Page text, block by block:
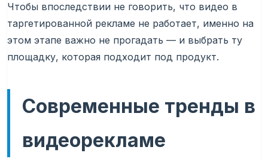
Чтобы впоследствии не говорить, что видео в
таргетированной рекламе не работает, именно на
этом этапе важно не прогадать — и выбрать ту
площадку, которая подходит под продукт.
Современные тренды в
видеорекламе